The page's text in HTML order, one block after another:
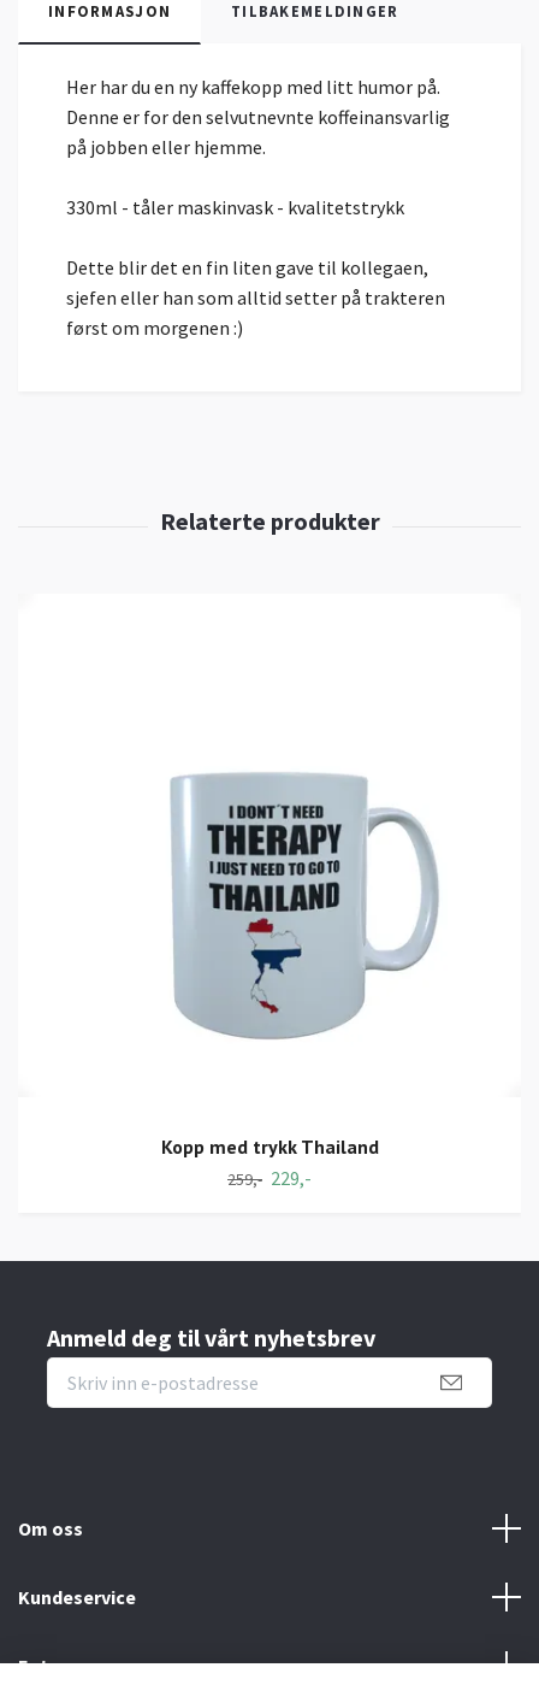
INFORMASJON TILBAKEMELDINGER
Her har du en ny kaffekopp med litt humor på.
Denne er for den selvutnevnte koffeinansvarlig
på jobben eller hjemme.
330ml - tåler maskinvask - kvalitetstrykk
Dette blir det en fin liten gave til kollegaen,
sjefen eller han som alltid setter på trakteren
først om morgenen :)
Kopp med trykk Thailand
259,- 229,-
Anmeld deg til vårt nyhetsbrev
Om oss
Kundeservice
Fotmeny